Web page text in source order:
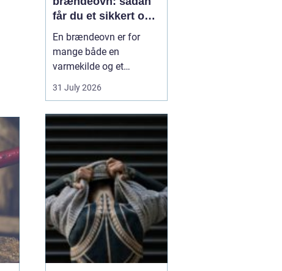
får du et sikkert og
smukt resultat
En brændeovn er for
mange både en
varmekilde og et
samlingspunkt i
hjemmet. Flammerne
mærkes i hele rummet.
Men montering af
brændeovn er ikke noget,
man bør kaste sig ud i
uden viden og
planl&ae...
31 July 2026